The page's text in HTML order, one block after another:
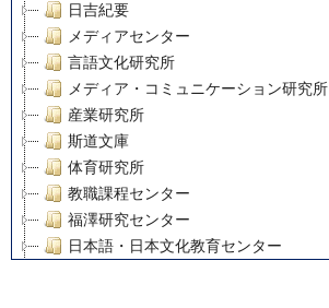
日吉紀要
メディアセンター
言語文化研究所
メディア・コミュニケーション研究所
産業研究所
斯道文庫
体育研究所
教職課程センター
福澤研究センター
日本語・日本文化教育センター